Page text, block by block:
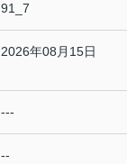
91_7
2026年08月15日
---
--